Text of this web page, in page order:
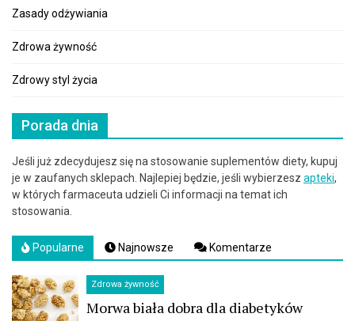
Zasady odżywiania
Zdrowa żywność
Zdrowy styl życia
Porada dnia
Jeśli już zdecydujesz się na stosowanie suplementów diety, kupuj
je w zaufanych sklepach. Najlepiej będzie, jeśli wybierzesz apteki,
w których farmaceuta udzieli Ci informacji na temat ich
stosowania.
Popularne Najnowsze Komentarze
Zdrowa żywność
Morwa biała dobra dla diabetyków